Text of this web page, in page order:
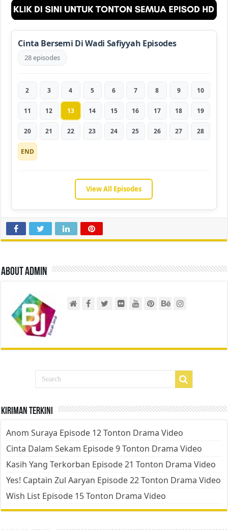
Cinta Bersemi Di Wadi Safiyyah Episodes
28 episodes
2 3 4 5 6 7 8 9 10
11 12 13 14 15 16 17 18 19
20 21 22 23 24 25 26 27 28
END
View All Episodes
About admin
Kiriman Terkini
Anom Suraya Episode 12 Tonton Drama Video
Cinta Dalam Sekam Episode 9 Tonton Drama Video
Kasih Yang Terkorban Episode 21 Tonton Drama Video
Yes! Captain Zul Aaryan Episode 22 Tonton Drama Video
Wish List Episode 15 Tonton Drama Video